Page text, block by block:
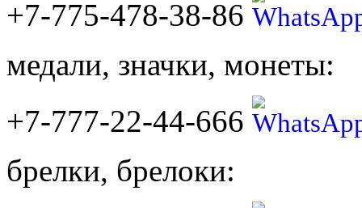
+7-775-478-38-86
медали, значки, монеты:
+7-777-22-44-666
брелки, брелоки: